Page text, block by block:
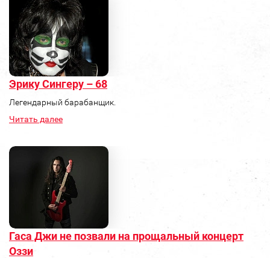
Эрику Сингеру – 68
Легендарный барабанщик.
Читать далее
Гаса Джи не позвали на прощальный концерт
Оззи